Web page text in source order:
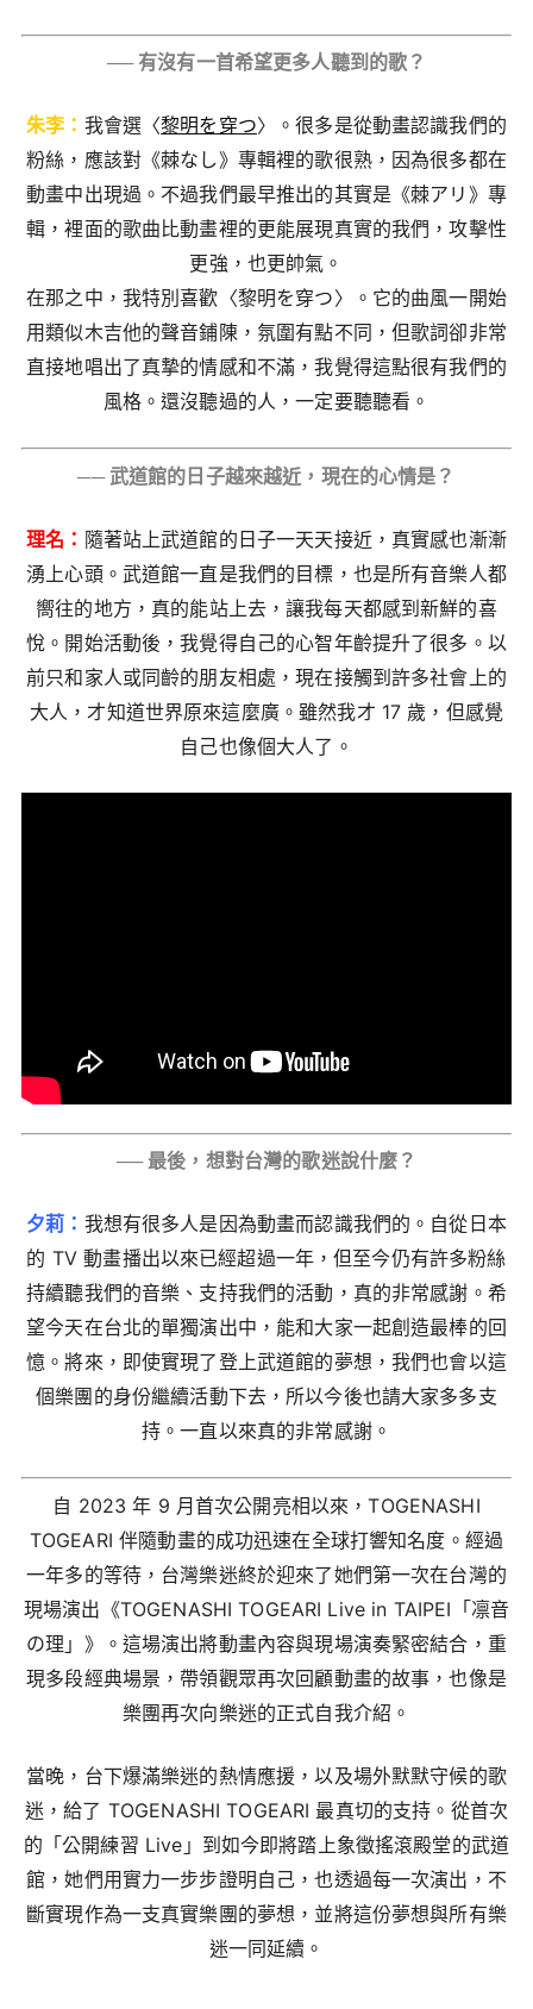
── 有沒有一首希望更多人聽到的歌？
朱李： 我會選〈黎明を穿つ〉。很多是從動畫認識我們的
粉絲，應該對《棘なし》專輯裡的歌很熟，因為很多都在
動畫中出現過。不過我們最早推出的其實是《棘アリ》專
輯，裡面的歌曲比動畫裡的更能展現真實的我們，攻擊性
更強，也更帥氣。
在那之中，我特別喜歡〈黎明を穿つ〉。它的曲風一開始
用類似木吉他的聲音鋪陳，氛圍有點不同，但歌詞卻非常
直接地唱出了真摯的情感和不滿，我覺得這點很有我們的
風格。還沒聽過的人，一定要聽聽看。
── 武道館的日子越來越近，現在的心情是？
理名： 隨著站上武道館的日子一天天接近，真實感也漸漸
湧上心頭。武道館一直是我們的目標，也是所有音樂人都
嚮往的地方，真的能站上去，讓我每天都感到新鮮的喜
悅。開始活動後，我覺得自己的心智年齡提升了很多。以
前只和家人或同齡的朋友相處，現在接觸到許多社會上的
大人，才知道世界原來這麼廣。雖然我才 17 歲，但感覺
自己也像個大人了。
── 最後，想對台灣的歌迷說什麼？
夕莉： 我想有很多人是因為動畫而認識我們的。自從日本
的 TV 動畫播出以來已經超過一年，但至今仍有許多粉絲
持續聽我們的音樂、支持我們的活動，真的非常感謝。希
望今天在台北的單獨演出中，能和大家一起創造最棒的回
憶。將來，即使實現了登上武道館的夢想，我們也會以這
個樂團的身份繼續活動下去，所以今後也請大家多多支
持。一直以來真的非常感謝。
自 2023 年 9 月首次公開亮相以來，TOGENASHI
TOGEARI 伴隨動畫的成功迅速在全球打響知名度。經過
一年多的等待，台灣樂迷終於迎來了她們第一次在台灣的
現場演出《TOGENASHI TOGEARI Live in TAIPEI「凛音
の理」》。這場演出將動畫內容與現場演奏緊密結合，重
現多段經典場景，帶領觀眾再次回顧動畫的故事，也像是
樂團再次向樂迷的正式自我介紹。
當晚，台下爆滿樂迷的熱情應援，以及場外默默守候的歌
迷，給了 TOGENASHI TOGEARI 最真切的支持。從首次
的「公開練習 Live」到如今即將踏上象徵搖滾殿堂的武道
館，她們用實力一步步證明自己，也透過每一次演出，不
斷實現作為一支真實樂團的夢想，並將這份夢想與所有樂
迷一同延續。